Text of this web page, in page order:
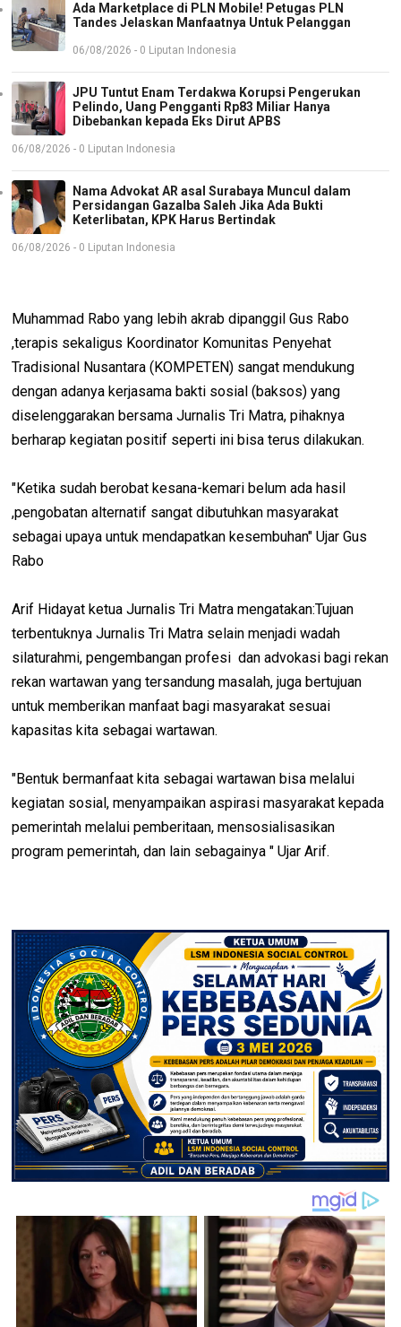
Ada Marketplace di PLN Mobile! Petugas PLN
Tandes Jelaskan Manfaatnya Untuk Pelanggan
06/08/2026 - 0 Liputan Indonesia
JPU Tuntut Enam Terdakwa Korupsi Pengerukan
Pelindo, Uang Pengganti Rp83 Miliar Hanya
Dibebankan kepada Eks Dirut APBS
06/08/2026 - 0 Liputan Indonesia
Nama Advokat AR asal Surabaya Muncul dalam
Persidangan Gazalba Saleh Jika Ada Bukti
Keterlibatan, KPK Harus Bertindak
06/08/2026 - 0 Liputan Indonesia
Muhammad Rabo yang lebih akrab dipanggil Gus Rabo
,terapis sekaligus Koordinator Komunitas Penyehat
Tradisional Nusantara (KOMPETEN) sangat mendukung
dengan adanya kerjasama bakti sosial (baksos) yang
diselenggarakan bersama Jurnalis Tri Matra, pihaknya
berharap kegiatan positif seperti ini bisa terus dilakukan.
"Ketika sudah berobat kesana-kemari belum ada hasil
,pengobatan alternatif sangat dibutuhkan masyarakat
sebagai upaya untuk mendapatkan kesembuhan" Ujar Gus
Rabo
Arif Hidayat ketua Jurnalis Tri Matra mengatakan:Tujuan
terbentuknya Jurnalis Tri Matra selain menjadi wadah
silaturahmi, pengembangan profesi dan advokasi bagi rekan
rekan wartawan yang tersandung masalah, juga bertujuan
untuk memberikan manfaat bagi masyarakat sesuai
kapasitas kita sebagai wartawan.
"Bentuk bermanfaat kita sebagai wartawan bisa melalui
kegiatan sosial, menyampaikan aspirasi masyarakat kepada
pemerintah melalui pemberitaan, mensosialisasikan
program pemerintah, dan lain sebagainya " Ujar Arif.